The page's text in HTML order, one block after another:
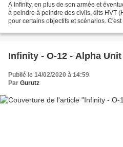
A Infinity, en plus de son armée et
à peindre à peindre des civils, dits HVT
pour certains objectifs et scénarios.
Infinity - O-12 - Alpha Unit
Publié le 14/02/2020 à 14:59
Par Gurutz